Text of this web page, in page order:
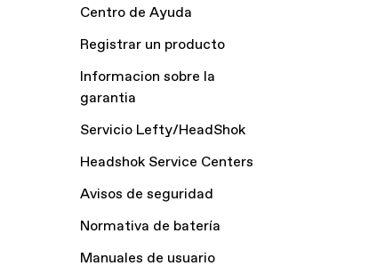
Centro de Ayuda
Registrar un producto
Informacion sobre la
garantia
Servicio Lefty/HeadShok
Headshok Service Centers
Avisos de seguridad
Normativa de batería
Manuales de usuario